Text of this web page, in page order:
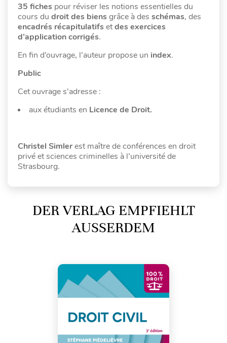
35 fiches pour réviser les notions essentielles du
cours du droit des biens grâce à des schémas, des
encadrés récapitulatifs etdes exercices
d’application corrigés.
En fin d’ouvrage, l’auteur propose un index.
Public
Cet ouvrage s’adresse :
aux étudiants en Licence de Droit.
Christel Simlerest maître de conférences en droit
privé et sciences criminelles à l’université de
Strasbourg.
DER VERLAG EMPFIEHLT
AUSSERDEM